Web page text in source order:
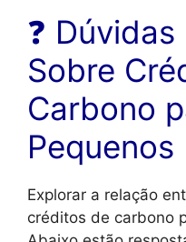
❓
Sobre
Carbono
Explorar a relação
créditos de carbono